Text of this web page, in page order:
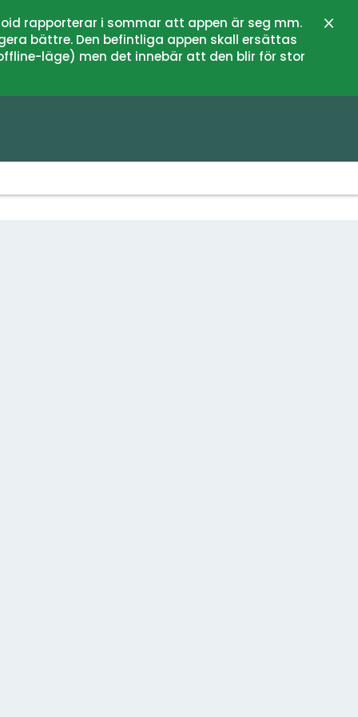
rapporterar i sommar att appen är seg mm.
bättre. Den befintliga appen skall ersättas
läge) men det innebär att den blir för stor